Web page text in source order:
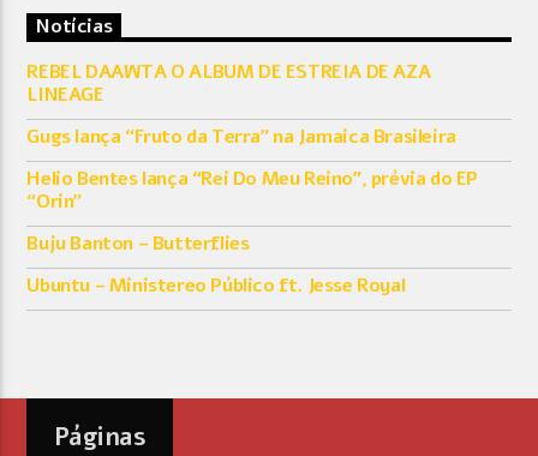
Notícias
REBEL DAAWTA O ALBUM DE ESTREIA DE AZA
LINEAGE
Gugs lança “Fruto da Terra” na Jamaica Brasileira
Helio Bentes lança “Rei Do Meu Reino”, prévia do EP
“Orin”
Buju Banton – Butterflies
Ubuntu – Ministereo Público ft. Jesse Royal
Páginas